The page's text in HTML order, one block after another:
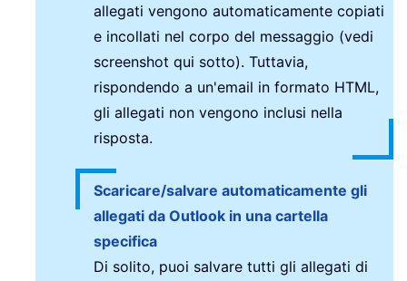
allegati vengono automaticamente copiati
e incollati nel corpo del messaggio (vedi
screenshot qui sotto). Tuttavia,
rispondendo a un'email in formato HTML,
gli allegati non vengono inclusi nella
risposta.
Scaricare/salvare automaticamente gli
allegati da Outlook in una cartella
specifica
Di solito, puoi salvare tutti gli allegati di